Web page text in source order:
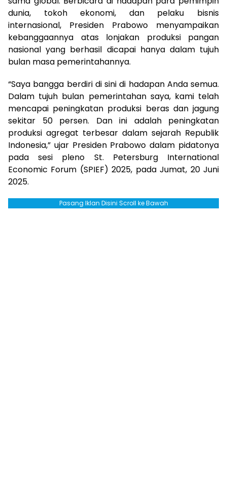
dunia, tokoh ekonomi, dan pelaku bisnis
internasional, Presiden Prabowo menyampaikan
kebanggaannya atas lonjakan produksi pangan
nasional yang berhasil dicapai hanya dalam tujuh
bulan masa pemerintahannya.
“Saya bangga berdiri di sini di hadapan Anda semua.
Dalam tujuh bulan pemerintahan saya, kami telah
mencapai peningkatan produksi beras dan jagung
sekitar 50 persen. Dan ini adalah peningkatan
produksi agregat terbesar dalam sejarah Republik
Indonesia,” ujar Presiden Prabowo dalam pidatonya
pada sesi pleno St. Petersburg International
Economic Forum (SPIEF) 2025, pada Jumat, 20 Juni
2025.
Pasang Iklan Disini Scroll ke Bawah